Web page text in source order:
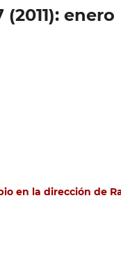
(2011): enero
en la dirección de